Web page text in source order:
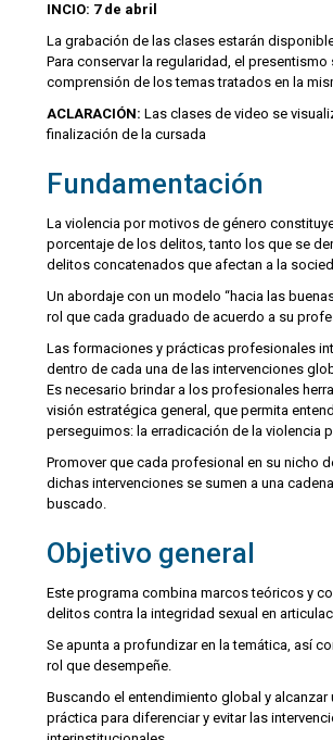
INCIO: 7 de abril
La grabación de las clases estarán
Para conservar la regularidad, el
comprensión de los temas tratados en la
ACLARACIÓN: Las clases de video se
finalización de la cursada
Fundamentación
La violencia por motivos de género
porcentaje de los delitos, tanto los que se
delitos concatenados que afectan a la
Un abordaje con un modelo “hacia las
rol que cada graduado de acuerdo a su
Las formaciones y prácticas profesionales
dentro de cada una de las intervenciones
Es necesario brindar a los profesionales
visión estratégica general, que permita
perseguimos: la erradicación de la violencia
Promover que cada profesional en su nicho
dichas intervenciones se sumen a una
buscado.
Objetivo general
Este programa combina marcos teóricos y
delitos contra la integridad sexual en
Se apunta a profundizar en la temática, así
rol que desempeñe.
Buscando el entendimiento global y
práctica para diferenciar y evitar las